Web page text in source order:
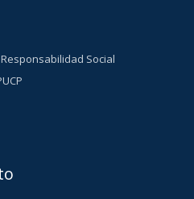
Social